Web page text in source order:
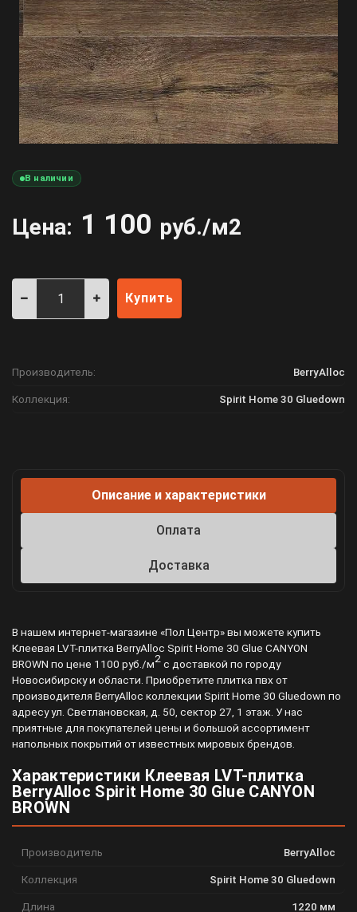
В наличии
Цена: 1 100 руб./м2
Купить
Производитель: BerryAlloc
Коллекция: Spirit Home 30 Gluedown
Описание и характеристики
Оплата
Доставка
В нашем интернет-магазине «Пол Центр» вы можете купить
Клеевая LVT-плитка BerryAlloc Spirit Home 30 Glue CANYON
BROWN по цене 1100 руб./м2с доставкой по городу
Новосибирску и области. Приобретите плитка пвх от
производителя BerryAlloc коллекции Spirit Home 30 Gluedown по
адресу ул. Светлановская, д. 50, сектор 27, 1 этаж. У нас
приятные для покупателей цены и большой ассортимент
напольных покрытий от известных мировых брендов.
Характеристики Клеевая LVT-плитка
BerryAlloc Spirit Home 30 Glue CANYON
BROWN
Производитель BerryAlloc
Коллекция Spirit Home 30 Gluedown
Длина 1220 мм